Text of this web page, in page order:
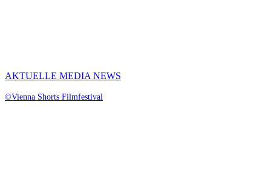
AKTUELLE MEDIA NEWS
©Vienna Shorts Filmfestival